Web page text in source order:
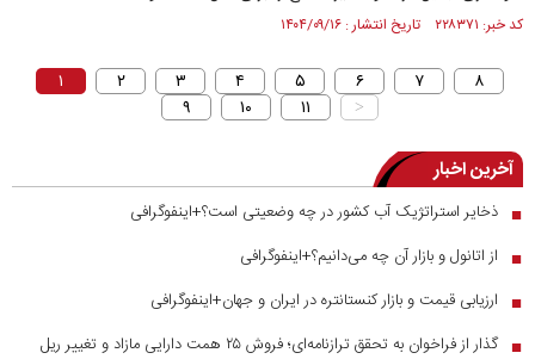
کد خبر: ۲۲۸۳۷۱ تاریخ انتشار : ۱۴۰۴/۰۹/۱۶
۱ ۲ ۳ ۴ ۵ ۶ ۷
۸
۹
۱۰ ۱۱ >
آخرین اخبار
■ ذخایر استراتژیک آب کشور در چه وضعیتی است؟+اینفوگرافی
■ از اتانول و بازار آن چه می‌دانیم؟+اینفوگرافی
■ ارزیابی قیمت و بازار کنستانتره در ایران و جهان+اینفوگرافی
■
گذار از فراخوان به تحقق ترازنامه‌ای؛ فروش ۲۵ همت دارایی مازاد و تغییر ریل